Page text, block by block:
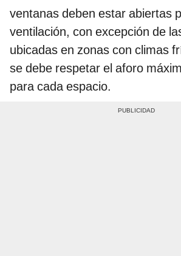
ventanas deben estar abiertas
ventilación, con excepción de
ubicadas en zonas con climas
se debe respetar el aforo
para cada espacio.